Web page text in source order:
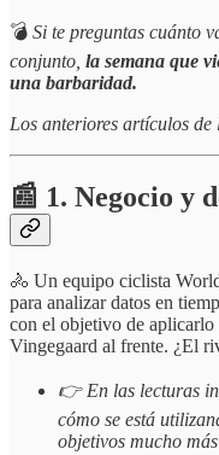
💣 Si te preguntas cuánto
conjunto, la semana que
una barbaridad.
Los anteriores artículos de
📰 1. Negocio y
🚴 Un equipo ciclista
para analizar datos en
con el objetivo de
Vingegaard al frente. ¿El
👉 En las lecturas
cómo se está
objetivos mucho